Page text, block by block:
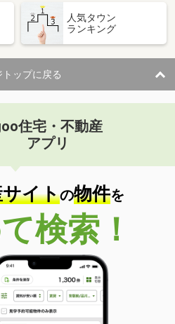
人気タウン
ランキング
トップに戻る
住宅・不動産
アプリ
イトの物件を
検索！